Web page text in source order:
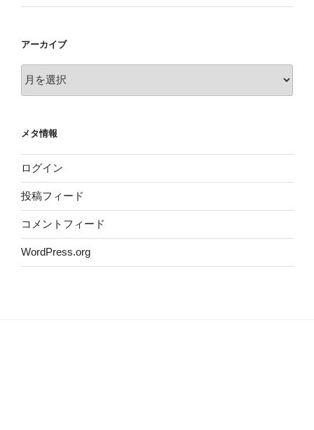
アーカイブ
ー
ブ
メタ情報
ログイン
投稿フィード
コメントフィード
WordPress.org